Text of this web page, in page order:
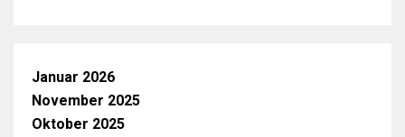
Januar 2026
November 2025
Oktober 2025